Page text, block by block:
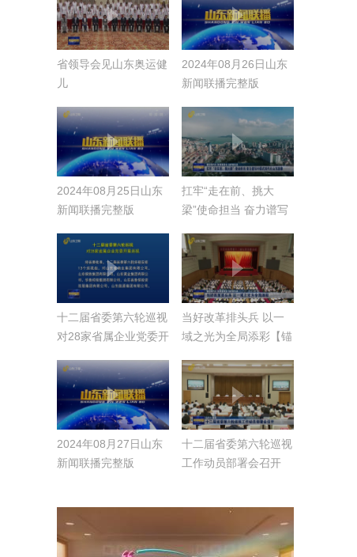
省领导会见山东奥运健
儿
2024年08月26日山东
新闻联播完整版
2024年08月25日山东
新闻联播完整版
扛牢“走在前、挑大
梁”使命担当 奋力谱写
【锚定现代化 改革再
深化 当好排头兵】
十二届省委第六轮巡视
对28家省属企业党委开
当好改革排头兵 以一
域之光为全局添彩【锚
当好排头兵】
2024年08月27日山东
新闻联播完整版
十二届省委第六轮巡视
工作动员部署会召开